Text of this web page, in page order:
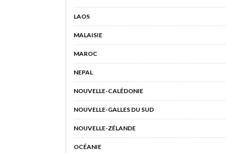
LAOS
MALAISIE
MAROC
NEPAL
NOUVELLE-CALÉDONIE
NOUVELLE-GALLES DU SUD
NOUVELLE-ZÉLANDE
OCÉANIE